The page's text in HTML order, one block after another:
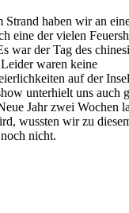
Strand haben wir an
eine der vielen
war der Tag des
waren keine
auf der
unterhielt uns auch
Jahr zwei Wochen
wussten wir zu
nicht.